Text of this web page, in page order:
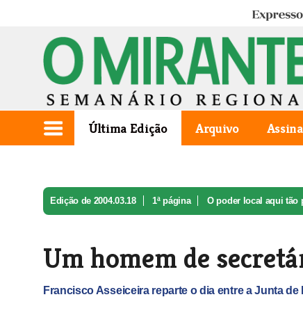
Expresso
Última Edição Arquivo
Edição de 2004.03.18 1ª página O poder local aqui tão
Um homem de
Francisco Asseiceira reparte o dia entre a Junta